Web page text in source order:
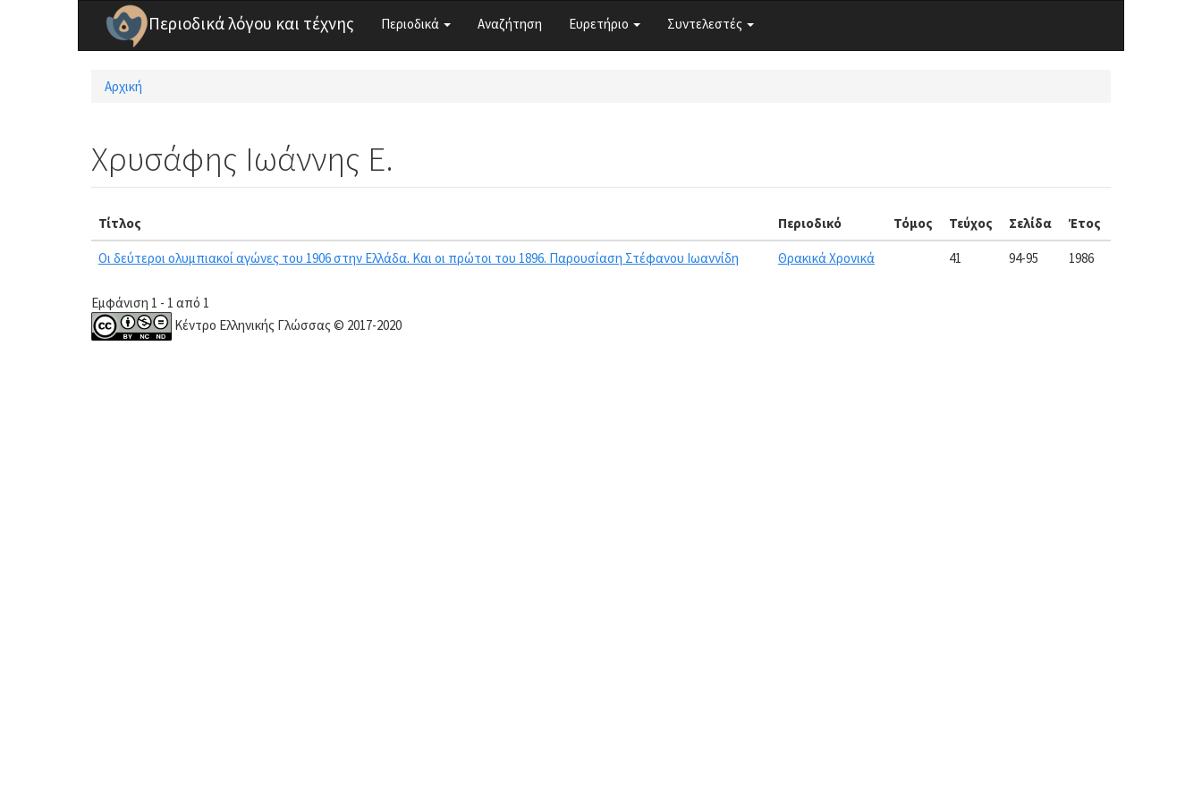
Παράκαμψη προς το κυρίως περιεχόμενο
Περιοδικά λόγου και τέχνης Περιοδικά Αναζήτηση Ευρετήριο Συντελεστές
Είστε εδώ
Αρχική
Χρυσάφης Ιωάννης Ε.
Τίτλος Περιοδικό Τόμος Τεύχος Σελίδα Έτος
Οι δεύτεροι ολυμπιακοί αγώνες του 1906 στην Ελλάδα. Και οι πρώτοι του 1896. Παρουσίαση Στέφανου Ιωαννίδη Θρακικά Χρονικά 41 94-95 1986
Εμφάνιση 1 - 1 από 1
Κέντρο Ελληνικής Γλώσσας © 2017-2020